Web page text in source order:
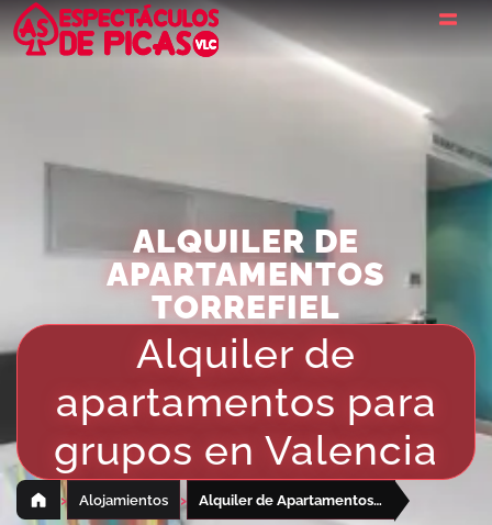
ALQUILER DE
APARTAMENTOS
TORREFIEL
Alquiler de
apartamentos para
grupos en Valencia
› Alojamientos › Alquiler de Apartamentos Torrefiel